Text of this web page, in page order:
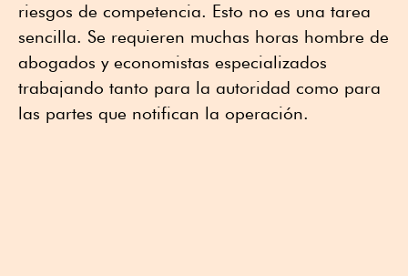
riesgos de competencia. Esto no es una tarea
sencilla. Se requieren muchas horas hombre de
abogados y economistas especializados
trabajando tanto para la autoridad como para
las partes que notifican la operación.